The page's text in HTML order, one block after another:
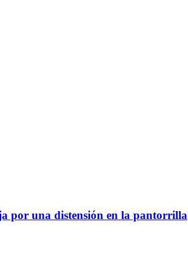
por una distensión en la pantorrilla